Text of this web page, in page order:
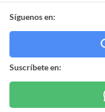
Síguenos en:
Suscríbete en: